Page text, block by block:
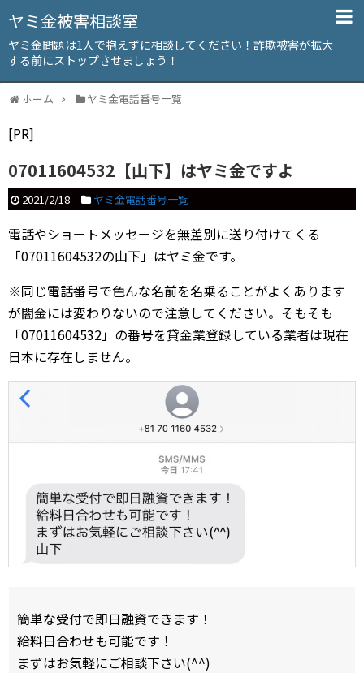
ヤミ金被害相談室
ヤミ金問題は1人で抱えずに相談してください！詐欺被害が拡大
する前にストップさせましょう！
ホーム ヤミ金電話番号一覧
[PR]
07011604532【山下】はヤミ金ですよ
2021/2/18 ヤミ金電話番号一覧
電話やショートメッセージを無差別に送り付けてくる
「07011604532の山下」はヤミ金です。
※同じ電話番号で色んな名前を名乗ることがよくあります
が闇金には変わりないので注意してください。そもそも
「07011604532」の番号を貸金業登録している業者は現在
日本に存在しません。
簡単な受付で即日融資できます！
給料日合わせも可能です！
まずはお気軽にご相談下さい(^^)